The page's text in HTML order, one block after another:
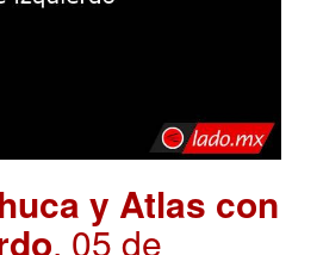
y Atlas con
. 05 de